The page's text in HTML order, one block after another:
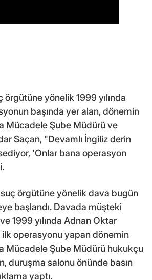
örgütüne yönelik 1999 yılında
başında yer alan, dönemin
Mücadele Şube Müdürü ve
Saçan, "Devamlı İngiliz derin
'Onlar bana operasyon
örgütüne yönelik dava bugün
başlandı. Davada müşteki
1999 yılında Adnan Oktar
operasyonu yapan dönemin
Mücadele Şube Müdürü hukukçu
duruşma salonu önünde basın
yaptı.